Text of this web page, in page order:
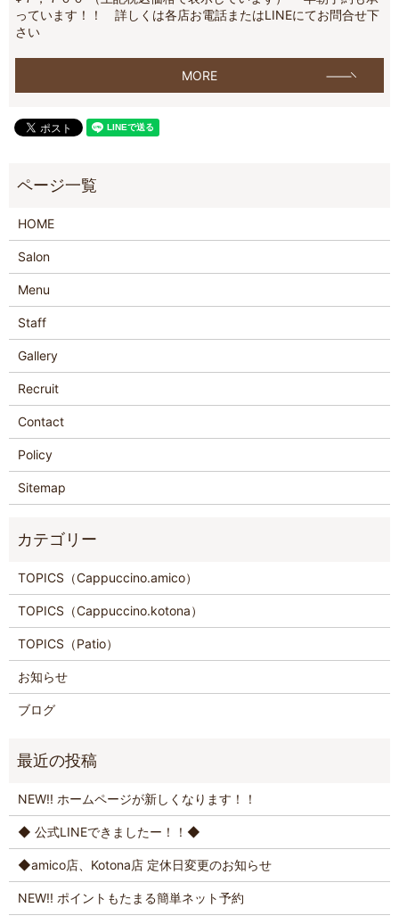
っています！！ 詳しくは各店お電話またはLINEにてお問合せ下
さい
MORE
HOME
Salon
Menu
Staff
Gallery
Recruit
Contact
Policy
Sitemap
TOPICS（Cappuccino.amico）
TOPICS（Cappuccino.kotona）
TOPICS（Patio）
お知らせ
ブログ
NEW!! ホームページが新しくなります！！
◆ 公式LINEできましたー！！◆
◆amico店、Kotona店 定休日変更のお知らせ
NEW!! ポイントもたまる簡単ネット予約